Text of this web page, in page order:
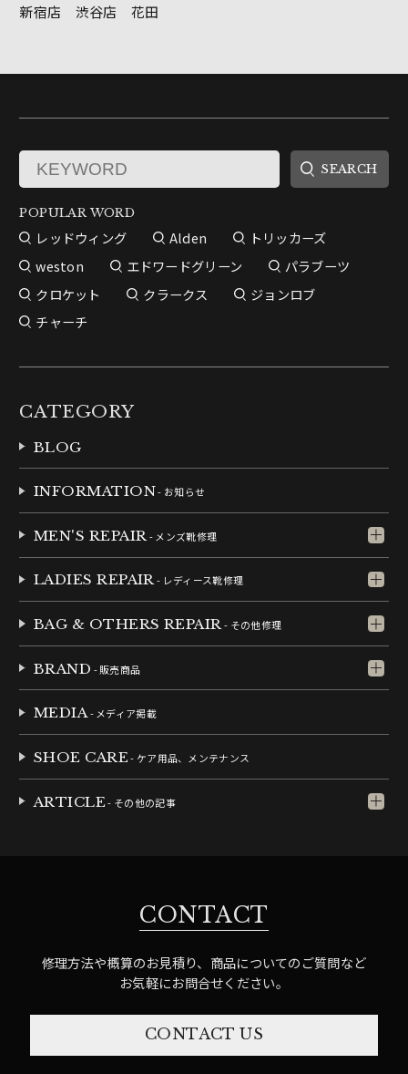
新宿店 渋谷店 花田
POPULAR WORD
レッドウィング Alden
トリッカーズ
weston
エドワードグリーン
パラブーツ
クロケット
クラークス
ジョンロブ
チャーチ
CATEGORY
BLOG
INFORMATION- お知らせ
MEN'S REPAIR- メンズ靴修理
LADIES REPAIR- レディース靴修理
BAG & OTHERS REPAIR- その他修理
BRAND - 販売商品
MEDIA- メディア掲載
SHOE CARE- ケア用品、メンテナンス
ARTICLE- その他の記事
CONTACT
修理方法や概算のお見積り、商品についてのご質問など
お気軽にお問合せください。
CONTACT US